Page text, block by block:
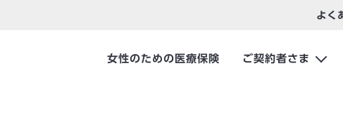
よく
女性のための医療保険 ご契約者さま